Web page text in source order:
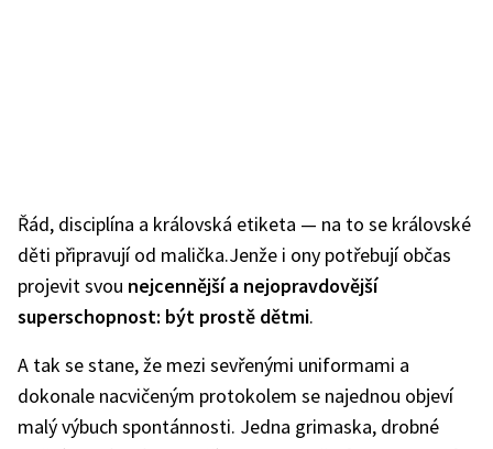
Řád, disciplína a královská etiketa — na to se královské
děti připravují od malička.Jenže i ony potřebují občas
projevit svou nejcennější a nejopravdovější
superschopnost: být prostě dětmi.
A tak se stane, že mezi sevřenými uniformami a
dokonale nacvičeným protokolem se najednou objeví
malý výbuch spontánnosti. Jedna grimaska, drobné